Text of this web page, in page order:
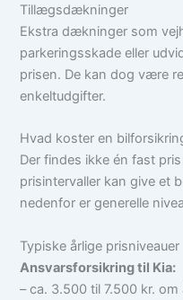
Tillægsdækninger
Ekstra dækninger som
parkeringsskade eller
prisen. De kan dog være
enkeltudgifter.
Hvad koster en
Der findes ikke én fast
prisintervaller kan give et
nedenfor er generelle
Typiske årlige prisniveauer
Ansvarsforsikring til Kia:
– ca. 3.500 til 7.500 kr.